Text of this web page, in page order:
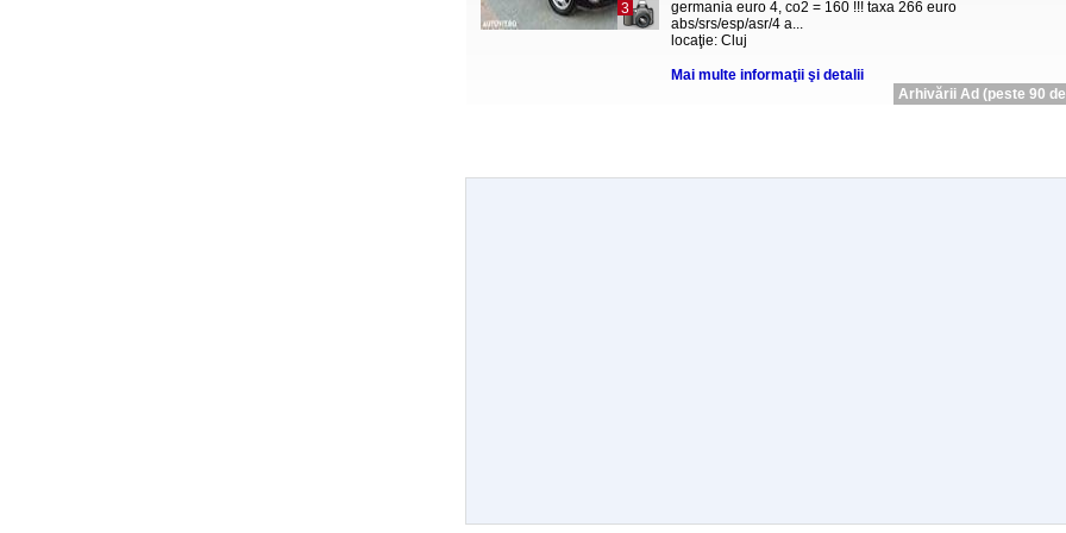
3
germania euro 4, co2 = 160 !!! taxa 266 euro
abs/srs/esp/asr/4 a...
locaţie: Cluj
Mai multe informaţii şi detalii
Arhivării Ad (peste 90